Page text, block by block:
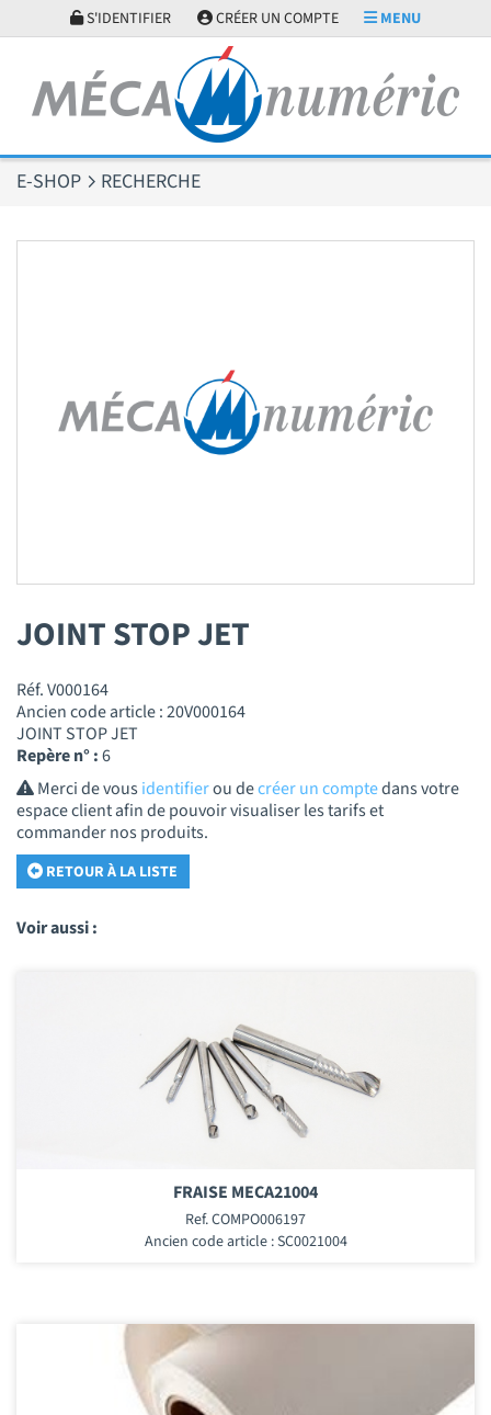
S'IDENTIFIER CRÉER UN COMPTE MENU
E-SHOP RECHERCHE
JOINT STOP JET
Réf. V000164
Ancien code article : 20V000164
JOINT STOP JET
Repère n° :6
Merci de vousidentifierou decréer un comptedans votre
espace client afin de pouvoir visualiser les tarifs et
commander nos produits.
RETOUR À LA LISTE
Voir aussi :
FRAISE MECA21004
Ref. COMPO006197
Ancien code article : SC0021004
Panneau de gestion des cookies